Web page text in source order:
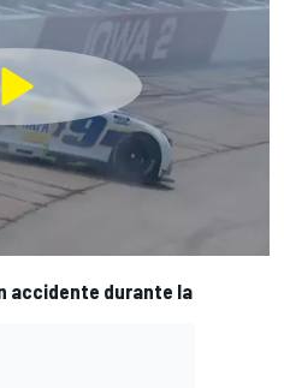
accidente durante la